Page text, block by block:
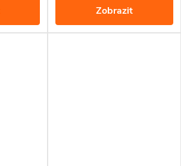
držákpasti (lze
namontovat např. na kmen
stromu, dřevěný sloupek apod.)
Zobrazit